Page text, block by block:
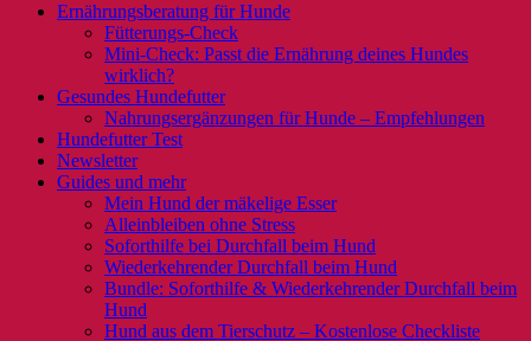
Ernährungsberatung für Hunde
Fütterungs-Check
Mini-Check: Passt die Ernährung deines Hundes
wirklich?
Gesundes Hundefutter
Nahrungsergänzungen für Hunde – Empfehlungen
Hundefutter Test
Newsletter
Guides und mehr
Mein Hund der mäkelige Esser
Alleinbleiben ohne Stress
Soforthilfe bei Durchfall beim Hund
Wiederkehrender Durchfall beim Hund
Bundle: Soforthilfe & Wiederkehrender Durchfall beim
Hund
Hund aus dem Tierschutz – Kostenlose Checkliste